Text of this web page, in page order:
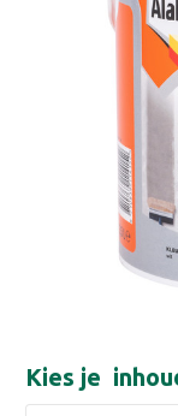
Kies je